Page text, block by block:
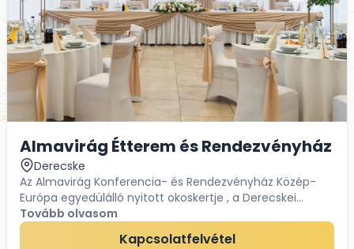
Almavirág Étterem és Rendezvényház
Derecske
Az Almavirág Konferencia- és Rendezvényház Közép-
Európa egyedülálló nyitott okoskertje , a Derecskei
Gyümölcsös szomszédságában fekszik, ezért kellemes
almafák és madárcsicsergés kíséretében tölthetit...
Tovább olvasom
Kapcsolatfelvétel